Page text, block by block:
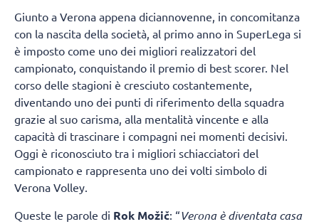
Giunto a Verona appena diciannovenne, in concomitanza
con la nascita della società, al primo anno in SuperLega si
è imposto come uno dei migliori realizzatori del
campionato, conquistando il premio di best scorer. Nel
corso delle stagioni è cresciuto costantemente,
diventando uno dei punti di riferimento della squadra
grazie al suo carisma, alla mentalità vincente e alla
capacità di trascinare i compagni nei momenti decisivi.
Oggi è riconosciuto tra i migliori schiacciatori del
campionato e rappresenta uno dei volti simbolo di
Verona Volley.
Queste le parole di Rok Možič: “Verona è diventata casa